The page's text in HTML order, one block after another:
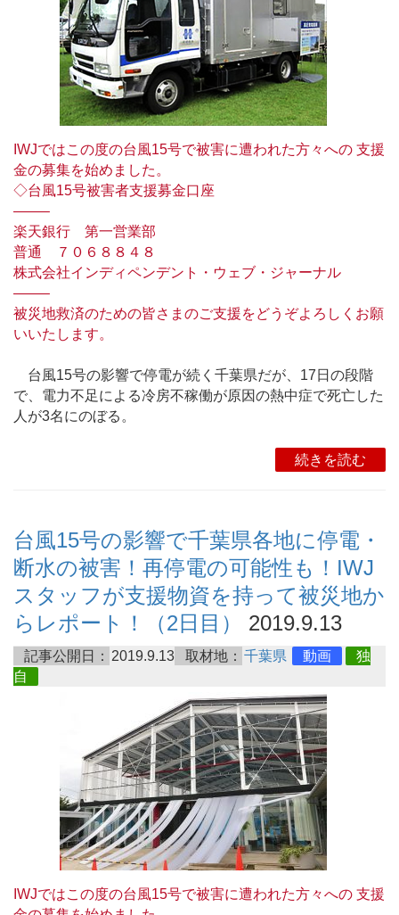
IWJではこの度の台風15号で被害に遭われた方々への 支援
金の募集を始めました。
◇台風15号被害者支援募金口座
——–
楽天銀行 第一営業部
普通 ７０６８８４８
株式会社インディペンデント・ウェブ・ジャーナル
——–
被災地救済のための皆さまのご支援をどうぞよろしくお願
いいたします。
台風15号の影響で停電が続く千葉県だが、17日の段階
で、電力不足による冷房不稼働が原因の熱中症で死亡した
人が3名にのぼる。
続きを読む
台風15号の影響で千葉県各地に停電・
断水の被害！再停電の可能性も！IWJ
スタッフが支援物資を持って被災地か
らレポート！（2日目）
2019.9.13
記事公開日： 2019.9.13 取材地： 千葉県 動画
独
自
IWJではこの度の台風15号で被害に遭われた方々への 支援